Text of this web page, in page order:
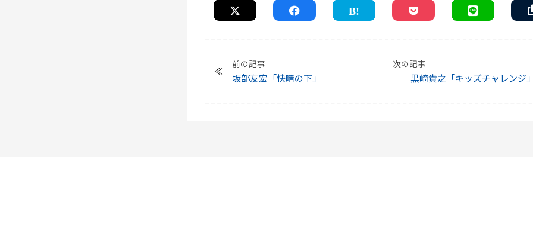
前の記事
坂部友宏「快晴の下」
次の記事
黒崎貴之「キッズチャレンジ